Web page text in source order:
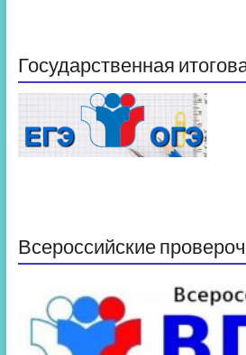
Государственная
Всероссийские